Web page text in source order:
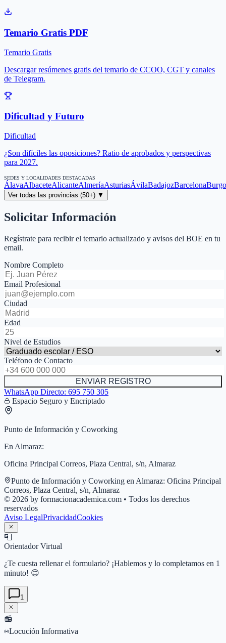
Temario Gratis PDF
Temario Gratis
Descargar resúmenes gratis del temario de CCOO, CGT y canales
de Telegram.
Dificultad y Futuro
Dificultad
¿Son difíciles las oposiciones? Ratio de aprobados y perspectivas
para 2027.
SEDES Y LOCALIDADES DESTACADAS
ÁlavaAlbaceteAlicanteAlmeríaAsturiasÁvilaBadajozBarcelona
Ver todas las provincias (50+) ▼
Solicitar Información
Regístrate para recibir el temario actualizado y avisos del BOE en tu
email.
Nombre Completo
Email Profesional
Ciudad
Edad
Nivel de Estudios
Teléfono de Contacto
ENVIAR REGISTRO
WhatsApp Directo: 695 750 305
Espacio Seguro y Encriptado
Punto de Información y Coworking
En Almaraz:
Oficina Principal Correos, Plaza Central, s/n, Almaraz
Punto de Información y Coworking en Almaraz: Oficina Principal
Correos, Plaza Central, s/n, Almaraz
© 2026 by formacionacademica.com • Todos los derechos
reservados
Aviso LegalPrivacidadCookies
📮
Orientador Virtual
¿Te cuesta rellenar el formulario? ¡Hablemos y lo completamos en 1
minuto! 😊
1
📻
Locución Informativa